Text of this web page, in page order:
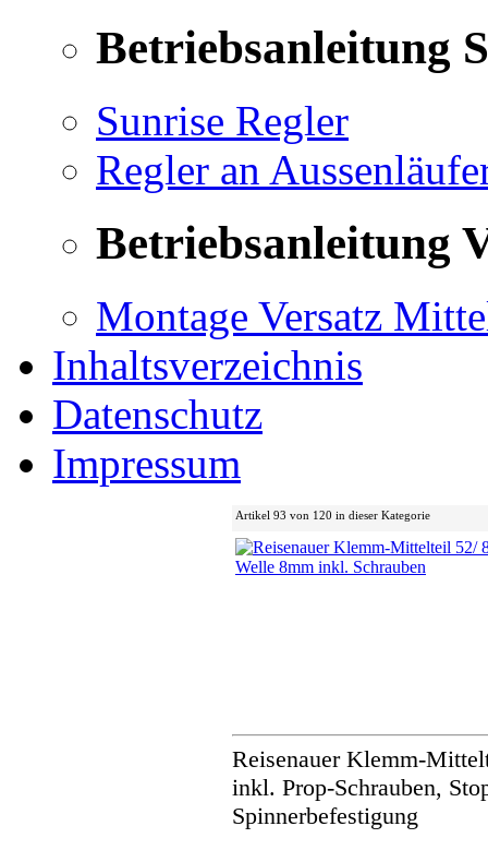
Betriebsanleitung
Sunrise Regler
Regler an
Betriebsanleitung
Montage Versatz
Inhaltsverzeichnis
Datenschutz
Impressum
Artikel 93 von 120 in dieser Kategorie
Reisenauer Klemm-
inkl. Prop-Schrauben,
Spinnerbefestigung